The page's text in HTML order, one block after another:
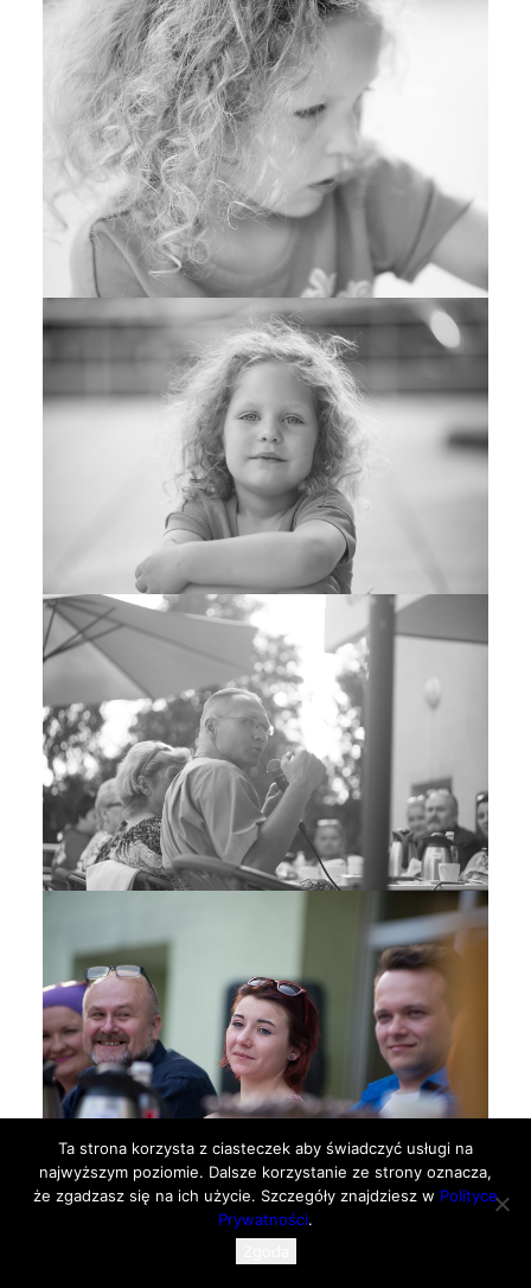
Otwórz pasek narzędzi
Ta strona korzysta z ciasteczek aby świadczyć usługi na
najwyższym poziomie. Dalsze korzystanie ze strony oznacza,
że zgadzasz się na ich użycie. Szczegóły znajdziesz w Polityce
Prywatności.